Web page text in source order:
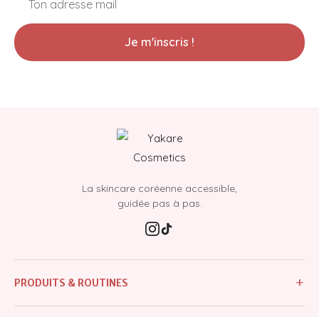
Je m'inscris !
La skincare coréenne accessible,
guidée pas à pas.
PRODUITS & ROUTINES +